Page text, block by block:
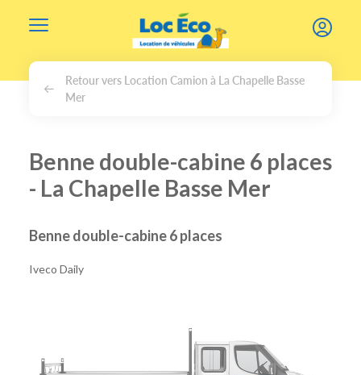
Retour vers Location Camion à La Chapelle Basse
Mer
Benne double-cabine 6 places
- La Chapelle Basse Mer
Benne double-cabine 6 places
Iveco Daily